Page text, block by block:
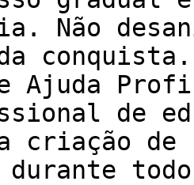
Não
conquista.
Ajuda
de
criação de
durante